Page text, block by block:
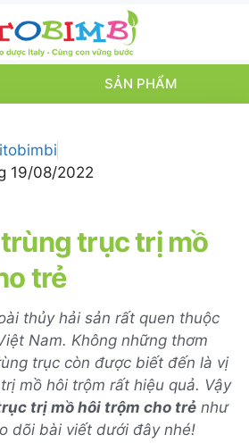
SẢN PHẨM
19/08/2022
trục trị mồ
trẻ
thủy hải sản rất quen thuộc
Nam. Không những thơm
trục còn được biết đến là vị
mồ hôi trộm rất hiệu quả. Vậy
trị mồ hôi trộm cho trẻ như
dõi bài viết dưới đây nhé!